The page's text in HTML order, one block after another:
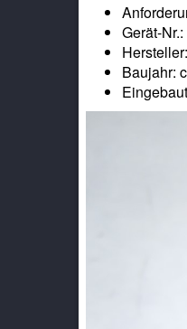
Gerät-
Baujahr: